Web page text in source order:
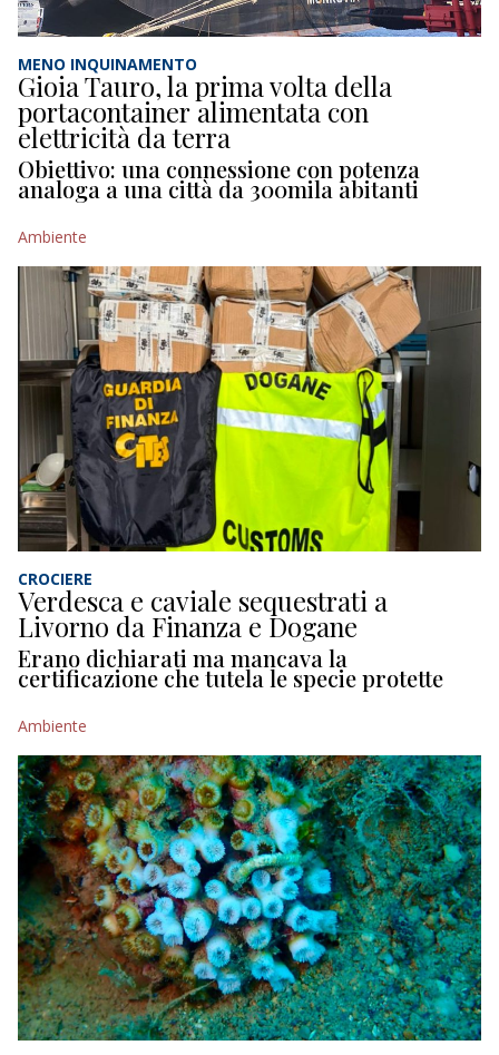
MENO INQUINAMENTO
Gioia Tauro, la prima volta della
portacontainer alimentata con
elettricità da terra
Obiettivo: una connessione con potenza
analoga a una città da 300mila abitanti
Ambiente
CROCIERE
Verdesca e caviale sequestrati a
Livorno da Finanza e Dogane
Erano dichiarati ma mancava la
certificazione che tutela le specie protette
Ambiente